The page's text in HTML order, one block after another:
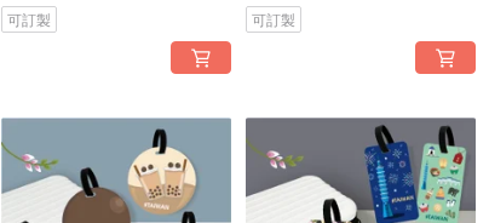
可訂製 可訂製